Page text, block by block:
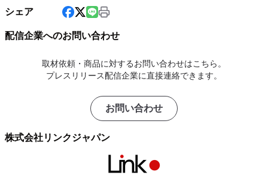
シェア
配信企業へのお問い合わせ
取材依頼・商品に対するお問い合わせはこちら。
プレスリリース配信企業に直接連絡できます。
お問い合わせ
株式会社リンクジャパン